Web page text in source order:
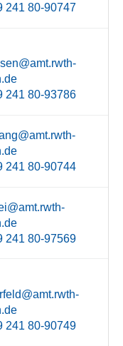
241 80-90747
241 80-93786
241 80-90744
241 80-97569
241 80-90749